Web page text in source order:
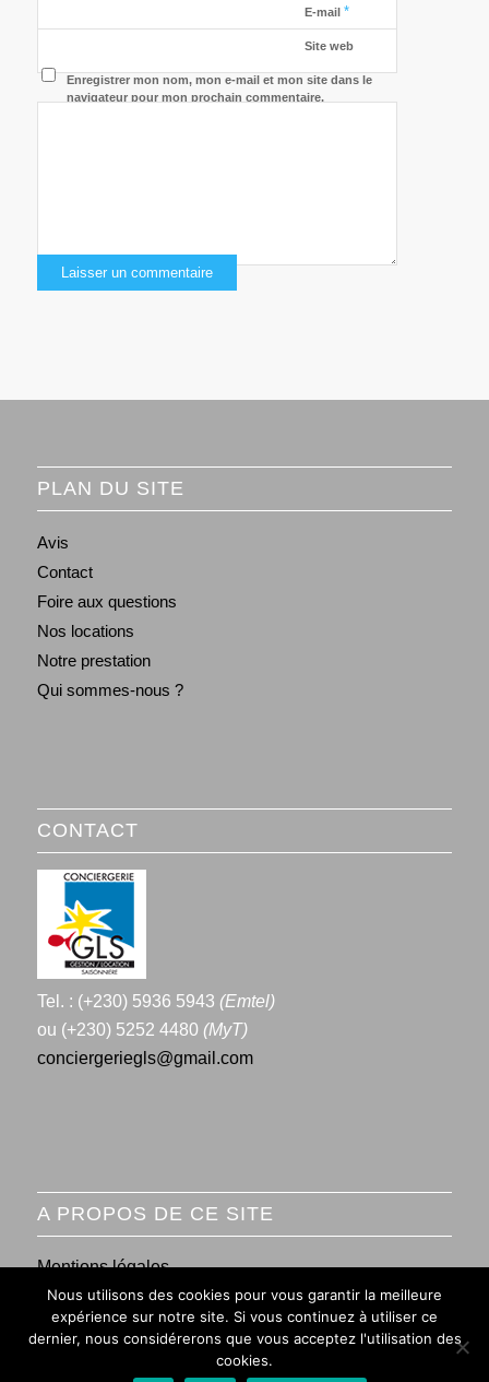
E-mail *
Site web
Enregistrer mon nom, mon e-mail et mon site dans le
navigateur pour mon prochain commentaire.
PLAN DU SITE
Avis
Contact
Foire aux questions
Nos locations
Notre prestation
Qui sommes-nous ?
CONTACT
Tel. : (+230) 5936 5943 (Emtel)
ou (+230) 5252 4480 (MyT)
conciergeriegls@gmail.com
A PROPOS DE CE SITE
Mentions légales
Conditions générales de vente
Nous utilisons des cookies pour vous garantir la meilleure
expérience sur notre site. Si vous continuez à utiliser ce
dernier, nous considérerons que vous acceptez l'utilisation des
cookies.